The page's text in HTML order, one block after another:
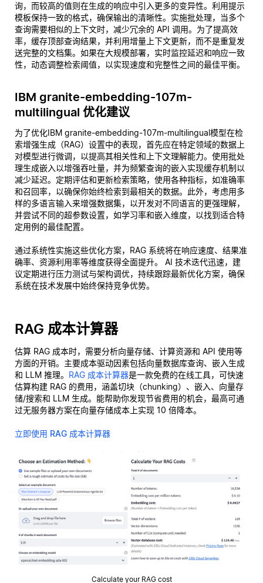
询，而较高的值则在生成的响应中引入更多的变异性。利用提示
模板保持一致的格式，确保输出的清晰性。实施批处理，当多个
查询需要相似的上下文时，减少冗余的 API 调用。为了提高效
率，缓存顶部查询结果，并利用增量上下文更新，而不是重复发
送完整的文档集。如果在大规模部署，实时监控延迟和响应一致
性，动态调整检索阈值，以实现速度和完整性之间的最佳平衡。
IBM granite-embedding-107m-
multilingual 优化建议
为了优化IBM granite-embedding-107m-multilingual模型在检
索增强生成（RAG）设置中的表现，首先应在特定领域的数据上
对模型进行微调，以提高其相关性和上下文理解能力。使用批处
理生成嵌入以增强吞吐量，并为频繁查询的嵌入实现缓存机制以
减少延迟。定期评估和更新检索策略，使用各种指标，如准确率
和召回率，以确保你始终检索到最相关的数据。此外，考虑用多
样的多语言输入来增强数据集，以开发对不同语言的更强理解，
并尝试不同的超参数设置，如学习率和嵌入维度，以找到适合特
定用例的最佳配置。
通过系统性实施这些优化方案，RAG 系统将在响应速度、结果准
确率、资源利用率等维度获得全面提升。 AI 技术迭代迅速，建
议定期进行压力测试与架构调优，持续跟踪最新优化方案，确保
系统在技术发展中始终保持竞争优势。
RAG 成本计算器
估算 RAG 成本时，需要分析向量存储、计算资源和 API 使用等
方面的开销。主要成本驱动因素包括向量数据库查询、嵌入生成
和 LLM 推理。 RAG 成本计算器是一款免费的在线工具，可快速
估算构建 RAG 的费用，涵盖切块（chunking）、嵌入、向量存
储/搜索和 LLM 生成。能帮助你发现节省费用的机会，最高可通
过无服务器方案在向量存储成本上实现 10 倍降本。
立即使用 RAG 成本计算器
Calculate your RAG cost